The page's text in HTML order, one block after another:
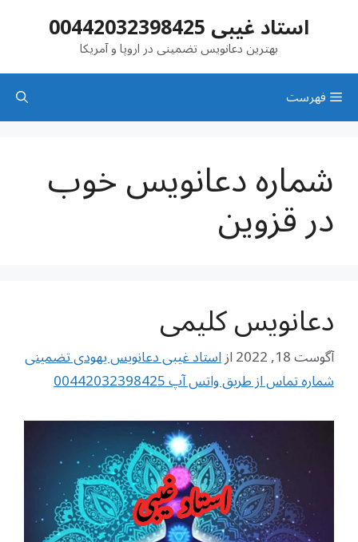
استاد غیبی 00442032398425
بهترین دعانویس تضمینی در اروپا و آمریکا
فهرست
شماره دعانویس خوب
در قزوین
دعانویس کلیمی
آگوست 18, 2022 ازاستاد غیبی دعانویس یهودی تضمینی
شماره تماس از طریق واتس آپ 00442032398425